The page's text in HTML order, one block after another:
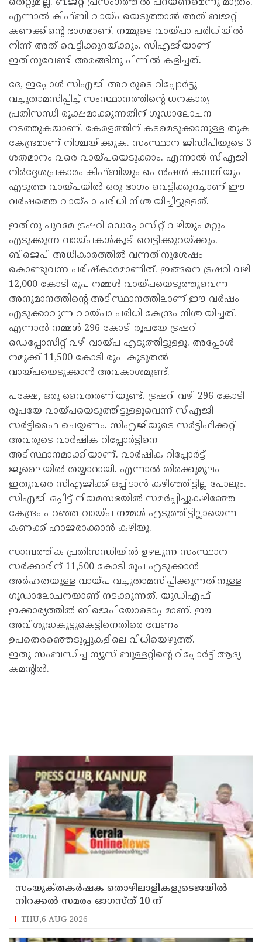
എന്നാല്‍ കിഫ്ബി വായ്പയെടുത്താല്‍ അത് ബജറ്റ്
കണക്കിന്റെ ഭാഗമാണ്. നമ്മുടെ വായ്പാ പരിധിയില്‍
നിന്ന് അത് വെട്ടിക്കുറയ്ക്കും. സിഎജിയാണ്
ഇതിനുവേണ്ടി അരങ്ങിനു പിന്നില്‍ കളിച്ചത്.
ദേ, ഇപ്പോള്‍ സിഎജി അവരുടെ റിപ്പോര്‍ട്ടു
വച്ചുതാമസിപ്പിച്ച് സംസ്ഥാനത്തിന്റെ ധനകാര്യ
പ്രതിസന്ധി രൂക്ഷമാക്കുന്നതിന് ഗൂഡാലോചന
നടത്തുകയാണ്. കേരളത്തിന് കടമെടുക്കാനുള്ള തുക
കേന്ദ്രമാണ് നിശ്ചയിക്കുക. സംസ്ഥാന ജിഡിപിയുടെ 3
ശതമാനം വരെ വായ്പയെടുക്കാം. എന്നാല്‍ സിഎജി
നിര്‍ദ്ദേശപ്രകാരം കിഫ്ബിയും പെന്‍ഷന്‍ കമ്പനിയും
എടുത്ത വായ്പയില്‍ ഒരു ഭാഗം വെട്ടിക്കുറച്ചാണ് ഈ
വര്‍ഷത്തെ വായ്പാ പരിധി നിശ്ചയിച്ചിട്ടുള്ളത്.
ഇതിനു പുറമേ ട്രഷറി ഡെപ്പോസിറ്റ് വഴിയും മറ്റും
എടുക്കുന്ന വായ്പകള്‍കൂടി വെട്ടിക്കുറയ്ക്കും.
ബിജെപി അധികാരത്തില്‍ വന്നതിനുശേഷം
കൊണ്ടുവന്ന പരിഷ്‌കാരമാണിത്. ഇങ്ങനെ ട്രഷറി വഴി
12,000 കോടി രൂപ നമ്മള്‍ വായ്പയെടുത്തൂവെന്ന
അനുമാനത്തിന്റെ അടിസ്ഥാനത്തിലാണ് ഈ വര്‍ഷം
എടുക്കാവുന്ന വായ്പാ പരിധി കേന്ദ്രം നിശ്ചയിച്ചത്.
എന്നാല്‍ നമ്മള്‍ 296 കോടി രൂപയേ ട്രഷറി
ഡെപ്പോസിറ്റ് വഴി വായ്പ എടുത്തിട്ടുള്ളൂ. അപ്പോള്‍
നമുക്ക് 11,500 കോടി രൂപ കൂടുതല്‍
വായ്പയെടുക്കാന്‍ അവകാശമുണ്ട്.
പക്ഷേ, ഒരു വൈതരണിയുണ്ട്. ട്രഷറി വഴി 296 കോടി
രൂപയേ വായ്പയെടുത്തിട്ടുള്ളൂവെന്ന് സിഎജി
സര്‍ട്ടിഫൈ ചെയ്യണം. സിഎജിയുടെ സര്‍ട്ടിഫിക്കറ്റ്
അവരുടെ വാര്‍ഷിക റിപ്പോര്‍ട്ടിനെ
അടിസ്ഥാനമാക്കിയാണ്. വാര്‍ഷിക റിപ്പോര്‍ട്ട്
ജൂലൈയില്‍ തയ്യാറായി. എന്നാല്‍ തിരക്കുമൂലം
ഇതുവരെ സിഎജിക്ക് ഒപ്പിടാന്‍ കഴിഞ്ഞിട്ടില്ല പോലും.
സിഎജി ഒപ്പിട്ട് നിയമസഭയില്‍ സമര്‍പ്പിച്ചുകഴിഞ്ഞേ
കേന്ദ്രം പറഞ്ഞ വായ്പ നമ്മള്‍ എടുത്തിട്ടില്ലായെന്ന
കണക്ക് ഹാജരാക്കാന്‍ കഴിയൂ.
സാമ്പത്തിക പ്രതിസന്ധിയില്‍ ഉഴലുന്ന സംസ്ഥാന
സര്‍ക്കാരിന് 11,500 കോടി രൂപ എടുക്കാന്‍
അര്‍ഹതയുള്ള വായ്പ വച്ചുതാമസിപ്പിക്കുന്നതിനുള്ള
ഗൂഡാലോചനയാണ് നടക്കുന്നത്. യുഡിഎഫ്
ഇക്കാര്യത്തില്‍ ബിജെപിയോടൊപ്പമാണ്. ഈ
അവിശുദ്ധകൂട്ടുകെട്ടിനെതിരെ വേണം
ഉപതെരഞ്ഞെടുപ്പുകളിലെ വിധിയെഴുത്ത്.
ഇതു സംബന്ധിച്ച ന്യൂസ് ബുള്ളറ്റിന്റെ റിപ്പോര്‍ട്ട് ആദ്യ
കമന്റില്‍.
സംയുക്‌തകർഷക തൊഴിലാളികളുടെജയിൽ
നിറക്കൽ സമരം ഓഗസ്ത് 10 ന്
THU,6 AUG 2026